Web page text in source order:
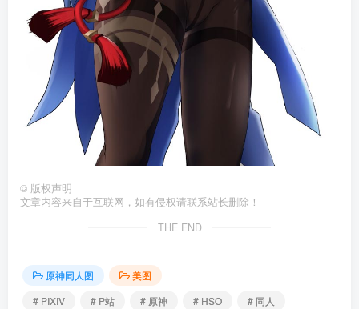
© 版权声明
文章内容来自于互联网，如有侵权请联系站长删除！
THE END
原神同人图
美图
# PIXIV
# P站 # 原神 # HSO
# 同人